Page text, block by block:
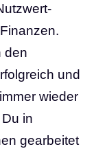
den
und
wieder
in
gearbeitet